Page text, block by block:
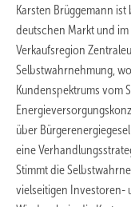
Karsten Brüggemann ist
deutschen Markt und im
Verkaufsregion
Selbstwahrnehmung,
Kundenspektrums vom
über
eine
Stimmt die
vielseitigen Investoren-